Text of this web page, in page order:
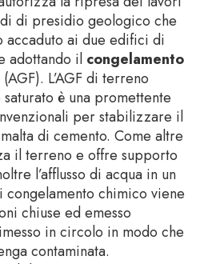
di presidio geologico che
accaduto ai due edifici di
adottando il congelamento
(AGF). L’AGF di terreno
è una promettente
per stabilizzare il
di cemento. Come altre
il terreno e offre supporto
l’afflusso di acqua in un
chimico viene
chiuse ed emesso
in circolo in modo che
contaminata.